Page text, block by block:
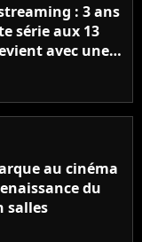
: 3 ans
série aux 13
avec une
différente
au cinéma
du
salles